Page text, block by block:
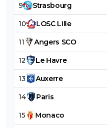
9 Strasbourg
10 LOSC Lille
11 Angers SCO
12 Le Havre
13 Auxerre
14 Paris
15 Monaco